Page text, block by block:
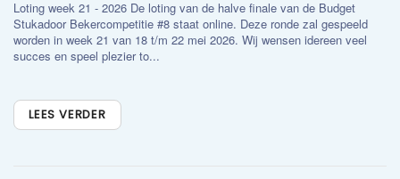
Loting week 21 - 2026 De loting van de halve finale van de Budget
Stukadoor Bekercompetitie #8 staat online. Deze ronde zal gespeeld
worden in week 21 van 18 t/m 22 mei 2026. Wij wensen idereen veel
succes en speel plezier to...
LEES VERDER